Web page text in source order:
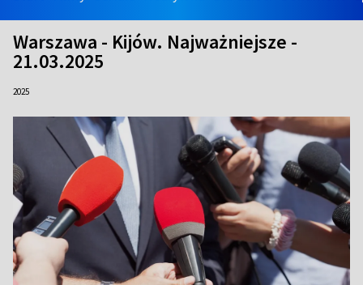
Warszawa - Kijów. Najważniejsze -
21.03.2025
2025